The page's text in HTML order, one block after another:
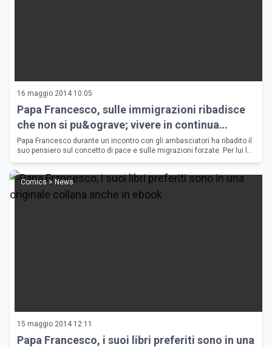
16 maggio 2014 10:05
Papa Francesco, sulle immigrazioni ribadisce
che non si pu&ograve; vivere in continua
emergenza
Papa Francesco durante un incontro con gli ambasciatori ha ribadito il
suo pensiero sul concetto di pace e sulle migrazioni forzate. Per lui la
Comics > News
15 maggio 2014 12:11
Papa Francesco, i suoi libri preferiti sono in una